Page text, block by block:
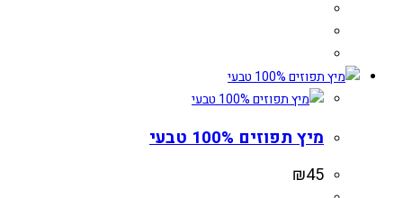
מיץ תפוזים 100% טבעי
₪45